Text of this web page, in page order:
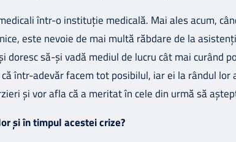
într-o instituție medicală. Mai ales acum,
este nevoie de mai multă răbdare de la
doresc să-și vadă mediul de lucru cât mai curând
într-adevăr facem tot posibilul, iar ei la rândul lor
și vor afla că a meritat în cele din urmă să
și în timpul acestei crize?